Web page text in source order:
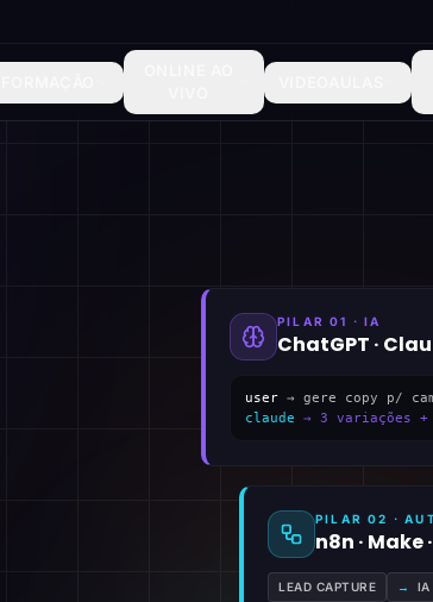
PILAR 01 · IA
ChatGPT ·
user → gere copy p/
claude → 3 variações +
PILAR 02 ·
n8n · Make
LEAD CAPTURE → IA